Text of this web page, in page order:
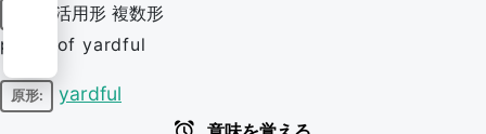
活用形 複数形
plural of yardful
原形: yardful